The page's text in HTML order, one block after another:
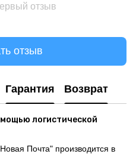
отзыв
отзыв
Гарантия Возврат
логистической
Почта" производится в